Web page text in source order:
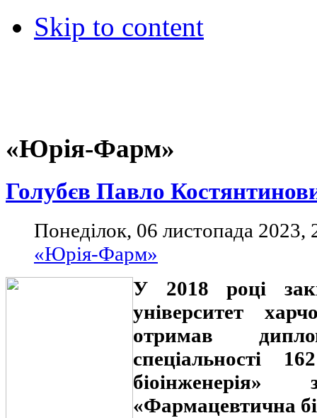
Skip to content
«Юрія-Фарм»
Голубєв Павло
Понеділок, 06 листопада 2023,
«Юрія-Фарм»
У 2018 році
університет
отримав
спеціальності
біоінженерія»
«Фармацевтична